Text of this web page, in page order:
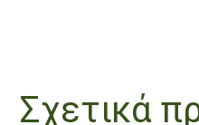
Σχετικά